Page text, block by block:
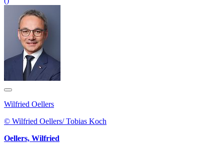
Wilfried Oellers
© Wilfried Oellers/ Tobias Koch
Oellers, Wilfried